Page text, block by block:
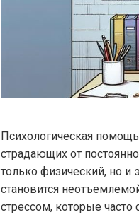
Психологическая
страдающих от
только физический, но
становится
стрессом, которые